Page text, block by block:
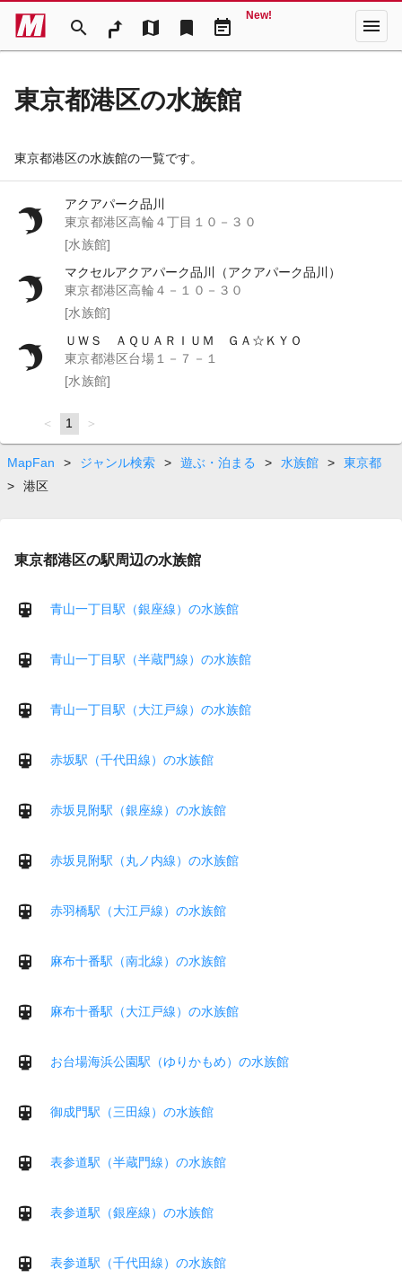
search map bookmark event_note
New! menu
東京都港区の水族館
東京都港区の水族館の一覧です。
アクアパーク品川
東京都港区高輪４丁目１０－３０
[水族館]
マクセルアクアパーク品川（アクアパーク品川）
東京都港区高輪４－１０－３０
[水族館]
ＵＷＳ ＡＱＵＡＲＩＵＭ ＧＡ☆ＫＹＯ
東京都港区台場１－７－１
[水族館]
page
You're
on
page
1 page
MapFan > ジャンル検索 > 遊ぶ・泊まる > 水族館 >
東京都
>
港区
東京都港区の駅周辺の水族館
青山一丁目駅（銀座線）の水族館
青山一丁目駅（半蔵門線）の水族館
青山一丁目駅（大江戸線）の水族館
赤坂駅（千代田線）の水族館
赤坂見附駅（銀座線）の水族館
赤坂見附駅（丸ノ内線）の水族館
赤羽橋駅（大江戸線）の水族館
麻布十番駅（南北線）の水族館
麻布十番駅（大江戸線）の水族館
お台場海浜公園駅（ゆりかもめ）の水族館
御成門駅（三田線）の水族館
表参道駅（半蔵門線）の水族館
表参道駅（銀座線）の水族館
表参道駅（千代田線）の水族館